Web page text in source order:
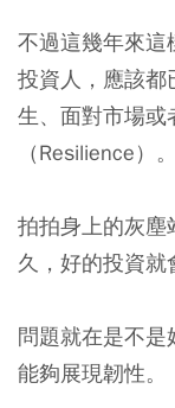
不過這幾年來這
投資人，應該都
生、面對市場或
（Resilience）。
拍拍身上的灰塵
久，好的投資就
問題就在是不是
能夠展現韌性。